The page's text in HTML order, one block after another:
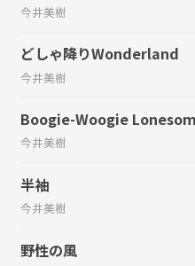
今井美樹
どしゃ降りWonderland
今井美樹
Boogie-Woogie
今井美樹
半袖
今井美樹
野性の風